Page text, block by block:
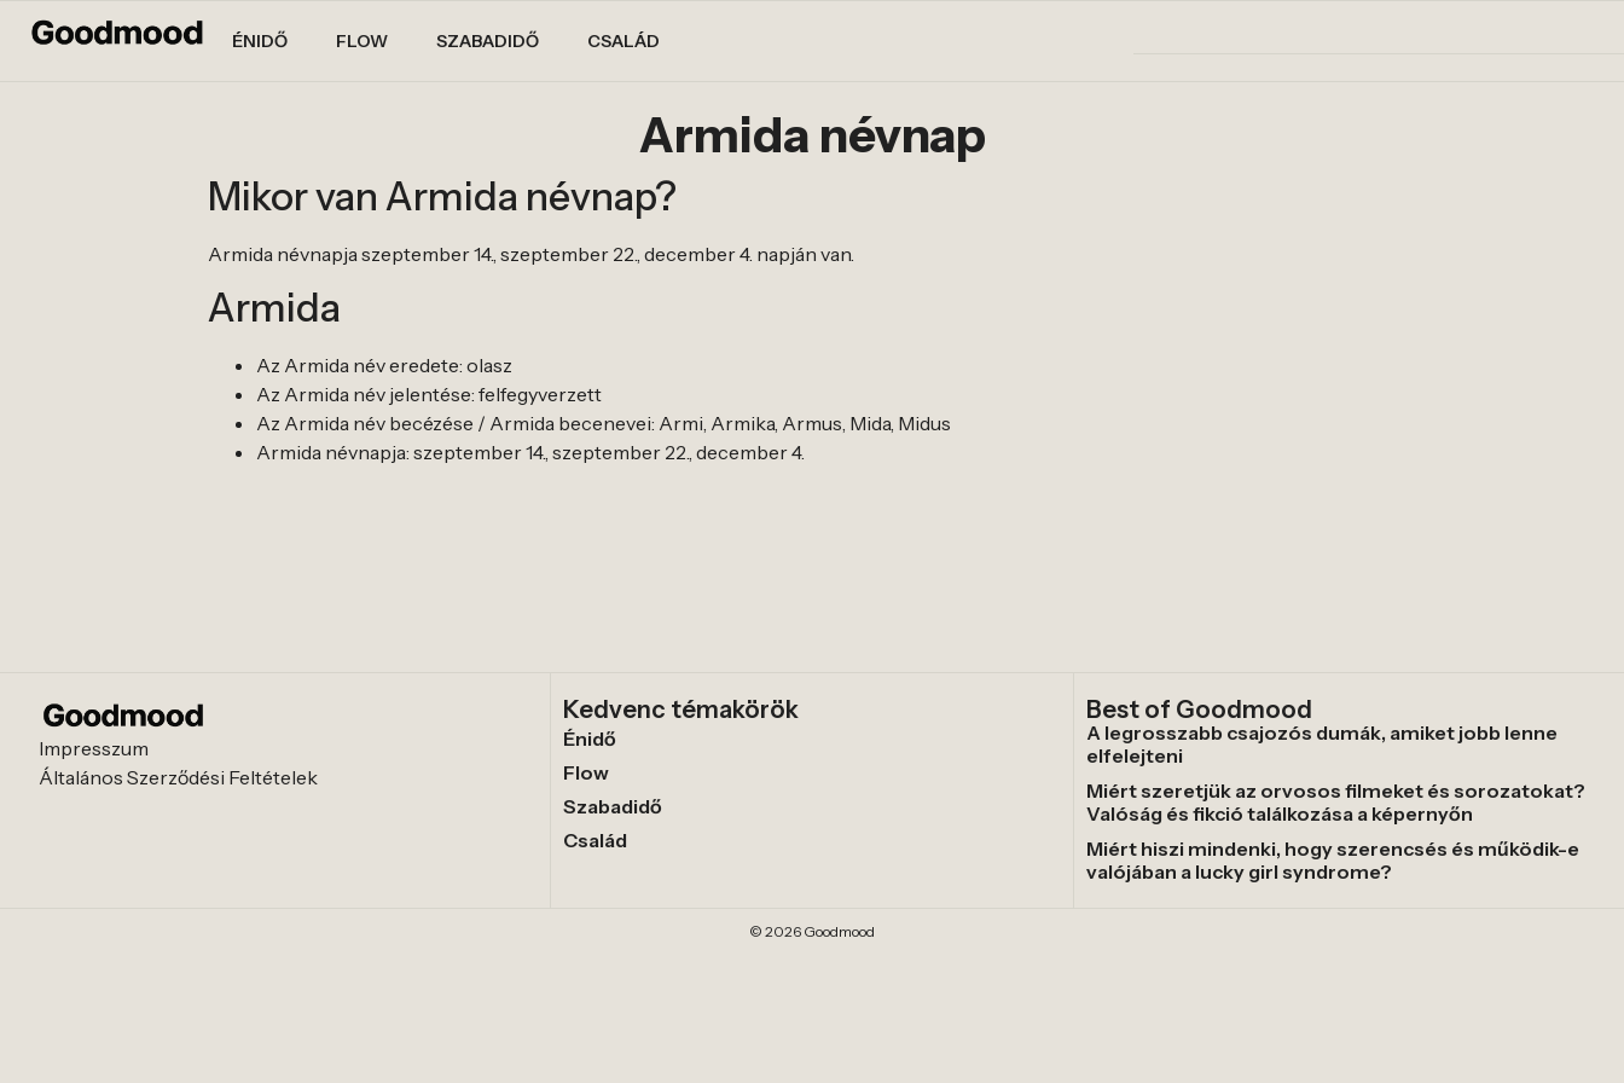
ÉNIDŐ FLOW SZABADIDŐ CSALÁD
Armida névnap
Mikor van Armida névnap?
Armida névnapja szeptember 14., szeptember 22., december 4. napján van.
Armida
Az Armida név eredete: olasz
Az Armida név jelentése: felfegyverzett
Az Armida név becézése / Armida becenevei: Armi, Armika, Armus, Mida, Midus
Armida névnapja: szeptember 14., szeptember 22., december 4.
Impresszum
Általános Szerződési Feltételek
Kedvenc témakörök
Énidő
Flow
Szabadidő
Család
Best of Goodmood
A legrosszabb csajozós dumák, amiket jobb lenne
elfelejteni
Miért szeretjük az orvosos filmeket és sorozatokat?
Valóság és fikció találkozása a képernyőn
Miért hiszi mindenki, hogy szerencsés és működik-e
valójában a lucky girl syndrome?
© 2026 Goodmood